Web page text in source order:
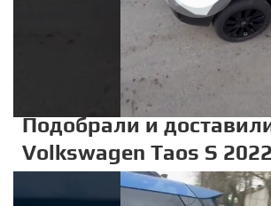
Подобрали и
Volkswagen Taos S 2022 для